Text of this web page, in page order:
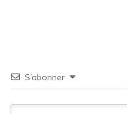
S’abonner